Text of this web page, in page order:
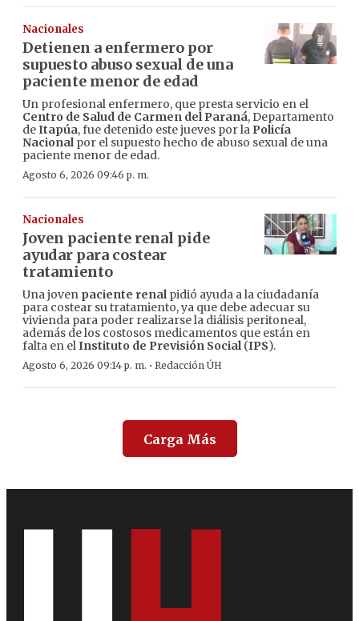
Nacionales
Detienen a enfermero por
supuesto abuso sexual de una
paciente menor de edad
Un profesional enfermero, que presta servicio en el
Centro de Salud de Carmen del Paraná, Departamento
deItapúa, fue detenido este jueves por la Policía
Nacionalpor el supuesto hecho de abuso sexual de una
paciente menor de edad.
Agosto 6, 2026 09:46 p. m.
Nacionales
Joven paciente renal pide
ayudar para costear
tratamiento
Una joven paciente renalpidió ayuda a la ciudadanía
para costear su tratamiento, ya que debe adecuar su
vivienda para poder realizarse la diálisis peritoneal,
además de los costosos medicamentos que están en
falta en elInstituto de Previsión Social(IPS).
Agosto 6, 2026 09:14 p. m. · Redacción ÚH
Carga Más